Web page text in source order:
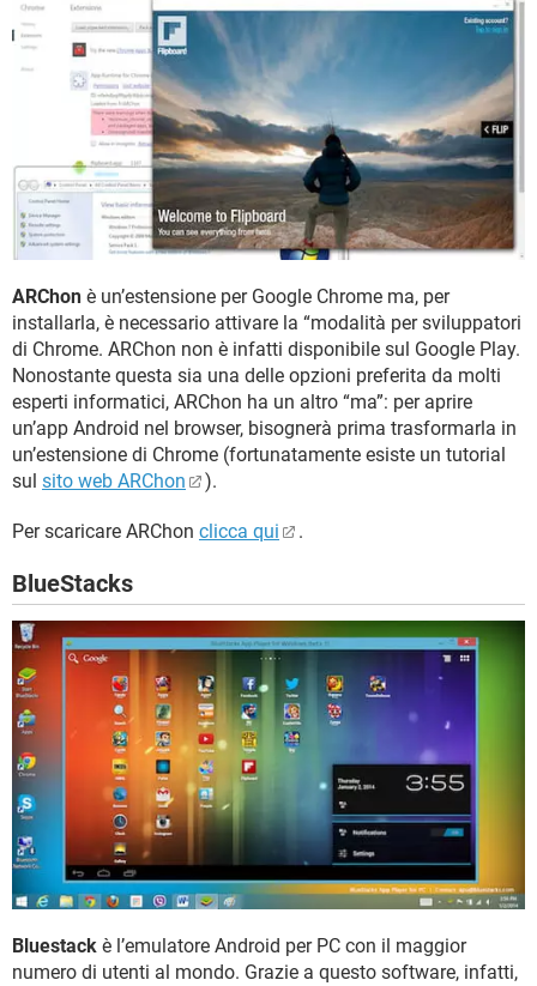
ARChon è un’estensione per Google Chrome ma, per
installarla, è necessario attivare la “modalità per sviluppatori
di Chrome. ARChon non è infatti disponibile sul Google Play.
Nonostante questa sia una delle opzioni preferita da molti
esperti informatici, ARChon ha un altro “ma”: per aprire
un’app Android nel browser, bisognerà prima trasformarla in
un’estensione di Chrome (fortunatamente esiste un tutorial
sul sito web ARChon ).
Per scaricare ARChon clicca qui .
BlueStacks
Bluestack è l’emulatore Android per PC con il maggior
numero di utenti al mondo. Grazie a questo software, infatti,